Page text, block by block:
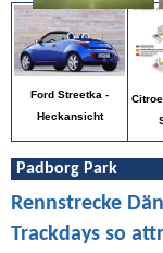
Ford Streetka -
Heckansicht
Padborg Park
Rennstrecke
Trackdays so